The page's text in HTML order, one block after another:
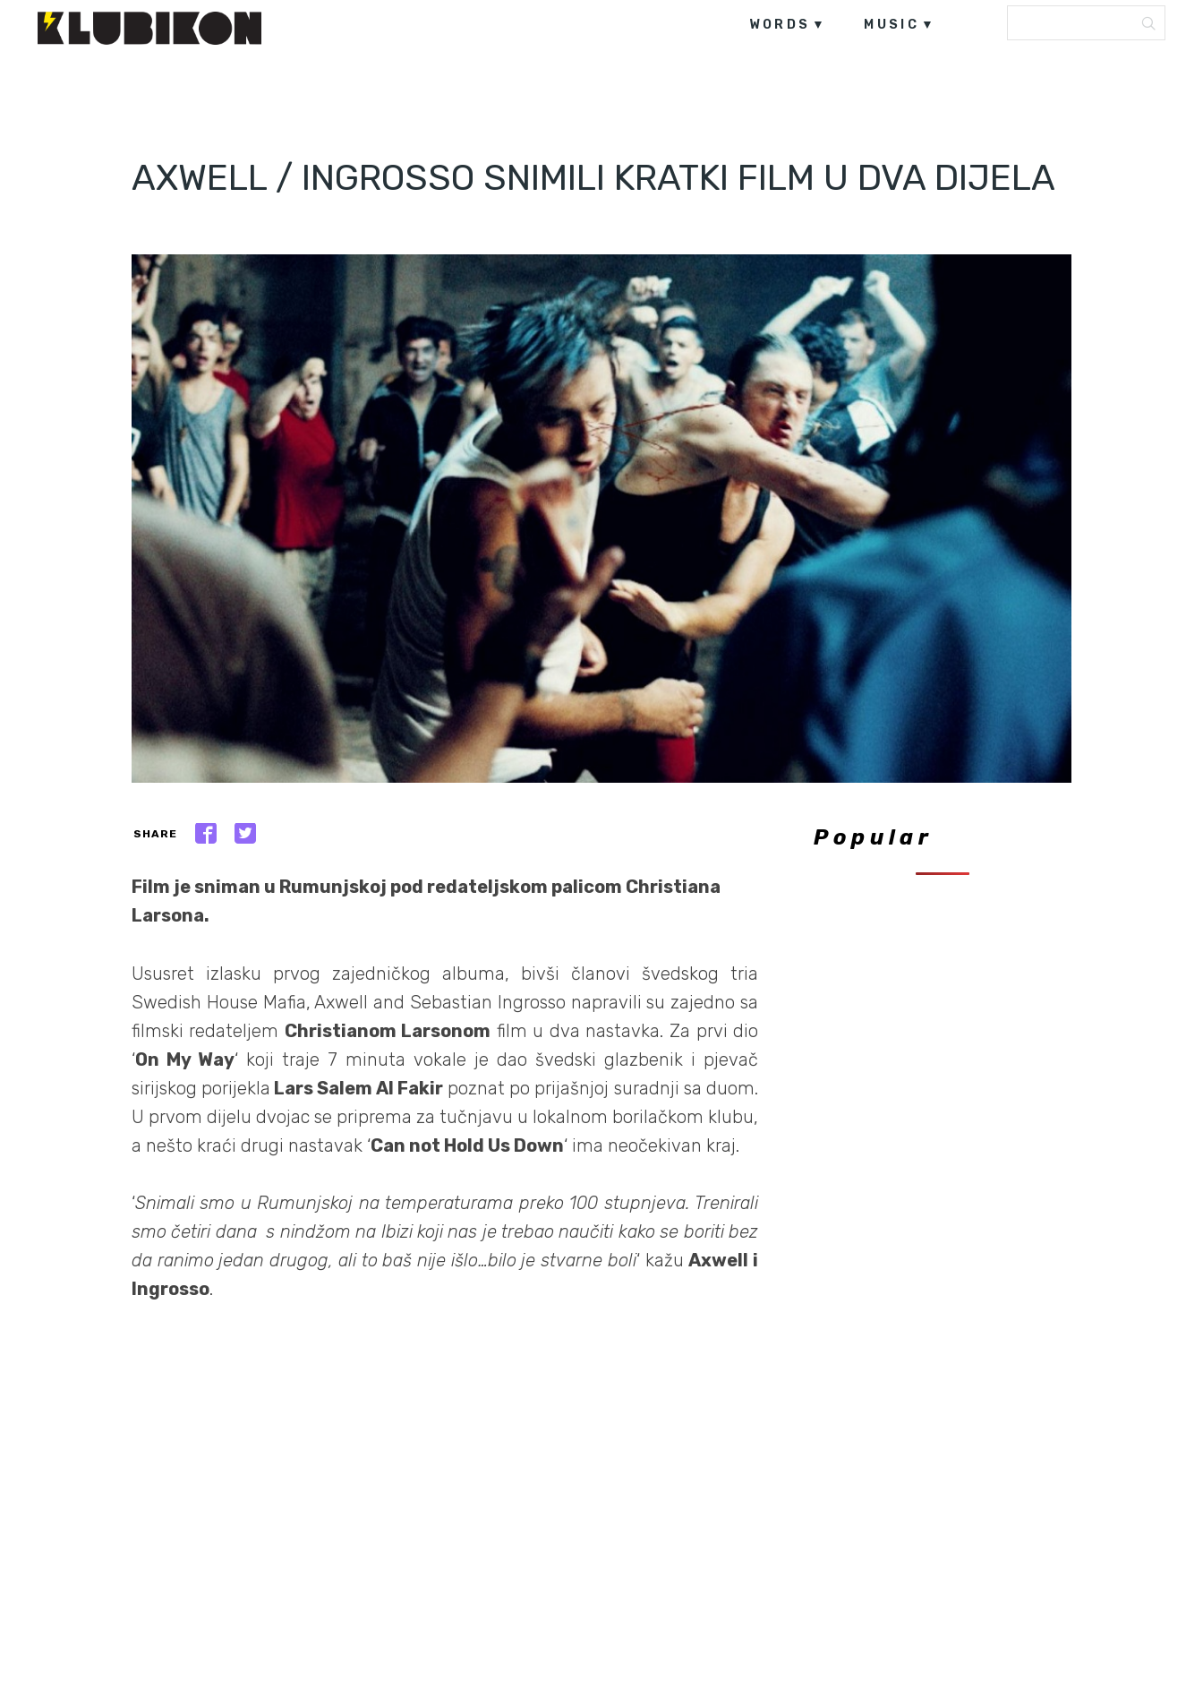
WORDS MUSIC
AXWELL / INGROSSO SNIMILI KRATKI FILM U DVA DIJELA
SHARE
Film je sniman u Rumunjskoj pod redateljskom palicom Christiana
Larsona.
Ususret izlasku prvog zajedničkog albuma, bivši članovi švedskog tria
Swedish House Mafia, Axwell and Sebastian Ingrosso napravili su zajedno sa
filmski redateljem Christianom Larsonom film u dva nastavka. Za prvi dio
‘On My Way‘ koji traje 7 minuta vokale je dao švedski glazbenik i pjevač
sirijskog porijekla Lars Salem Al Fakirpoznat po prijašnjoj suradnji sa duom.
U prvom dijelu dvojac se priprema za tučnjavu u lokalnom borilačkom klubu,
a nešto kraći drugi nastavak ‘Can not Hold Us Down‘ ima neočekivan kraj.
‘Snimali smo u Rumunjskoj na temperaturama preko 100 stupnjeva. Trenirali
smo četiri dana s nindžom na Ibizi koji nas je trebao naučiti kako se boriti bez
da ranimo jedan drugog, ali to baš nije išlo…bilo je stvarne boli‘ kažuAxwell i
Ingrosso.
Popular